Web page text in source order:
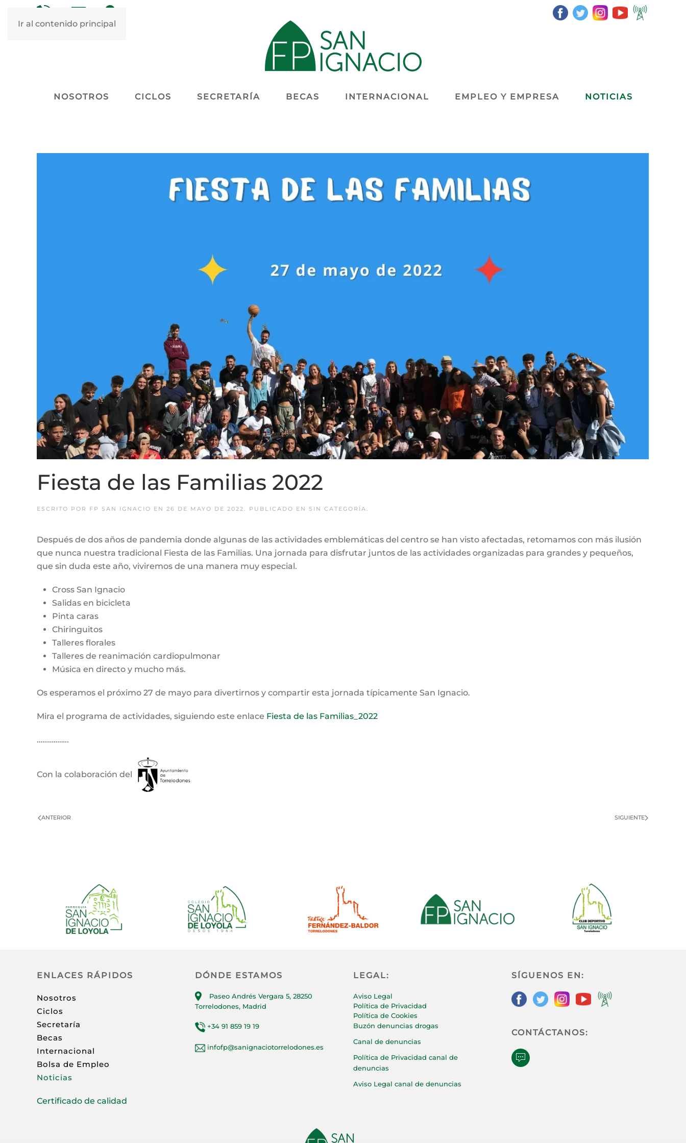
Ir al contenido principal
NOSOTROS CICLOS SECRETARÍA BECAS INTERNACIONAL EMPLEO Y EMPRESA NOTICIAS
Fiesta de las Familias 2022
ESCRITO POR FP SAN IGNACIO EN 26 DE MAYO DE 2022. PUBLICADO EN SIN CATEGORÍA.
Después de dos años de pandemia donde algunas de las actividades emblemáticas del centro se han visto afectadas, retomamos con más ilusión
que nunca nuestra tradicional Fiesta de las Familias. Una jornada para disfrutar juntos de las actividades organizadas para grandes y pequeños,
que sin duda este año, viviremos de una manera muy especial.
Cross San Ignacio
Salidas en bicicleta
Pinta caras
Chiringuitos
Talleres florales
Talleres de reanimación cardiopulmonar
Música en directo y mucho más.
Os esperamos el próximo 27 de mayo para divertirnos y compartir esta jornada típicamente San Ignacio.
Mira el programa de actividades, siguiendo este enlace Fiesta de las Familias_2022
……………..
Con la colaboración del
ANTERIOR SIGUIENTE
ENLACES RÁPIDOS
Nosotros
Ciclos
Secretaría
Becas
Internacional
Bolsa de Empleo
Noticias
Certificado de calidad
DÓNDE ESTAMOS
Paseo Andrés Vergara 5, 28250
Torrelodones, Madrid
+34 91 859 19 19
infofp@sanignaciotorrelodones.es
LEGAL:
Aviso Legal
Política de Privacidad
Política de Cookies
Buzón denuncias drogas
Canal de denuncias
Política de Privacidad canal de
denuncias
Aviso Legal canal de denuncias
SÍGUENOS EN:
CONTÁCTANOS: